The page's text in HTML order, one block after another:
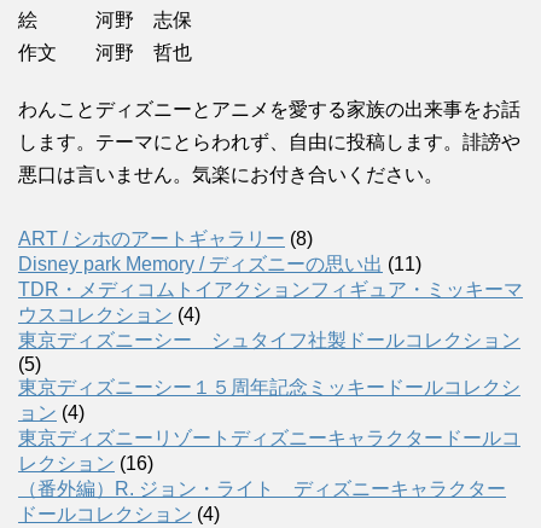
絵 河野 志保
作文 河野 哲也
わんことディズニーとアニメを愛する家族の出来事をお話
します。テーマにとらわれず、自由に投稿します。誹謗や
悪口は言いません。気楽にお付き合いください。
ART / シホのアートギャラリー (8)
Disney park Memory / ディズニーの思い出 (11)
TDR・メディコムトイアクションフィギュア・ミッキーマ
ウスコレクション (4)
東京ディズニーシー シュタイフ社製ドールコレクション
(5)
東京ディズニーシー１５周年記念ミッキードールコレクシ
ョン (4)
東京ディズニーリゾートディズニーキャラクタードールコ
レクション (16)
（番外編）R. ジョン・ライト ディズニーキャラクター
ドールコレクション (4)